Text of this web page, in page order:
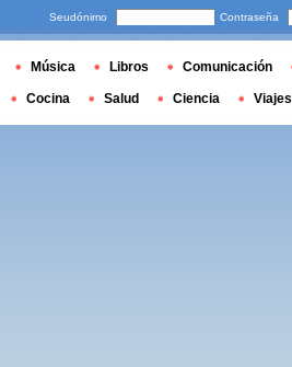
Seudónimo Contraseña
Música Libros Comunicación
Cocina Salud Ciencia Viajes